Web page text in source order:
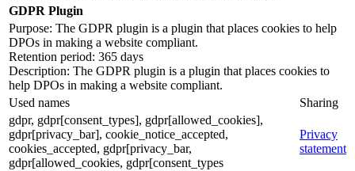
GDPR Plugin
Purpose: The GDPR plugin is a plugin that places cookies to help
DPOs in making a website compliant.
Retention period: 365 days
Description: The GDPR plugin is a plugin that places cookies to
help DPOs in making a website compliant.
Used names
Sharing
gdpr, gdpr[consent_types], gdpr[allowed_cookies],
gdpr[privacy_bar], cookie_notice_accepted,
cookies_accepted, gdpr[privacy_bar,
gdpr[allowed_cookies, gdpr[consent_types
Privacy
statement